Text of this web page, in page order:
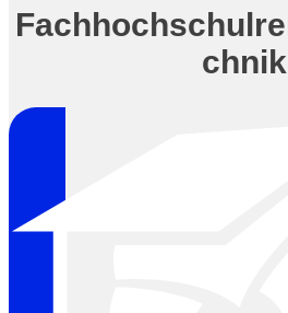
chnik